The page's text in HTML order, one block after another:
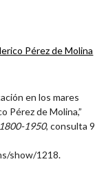
Pérez de Molina
en los mares
Pérez de Molina,”
1950, consulta 9
show/1218.